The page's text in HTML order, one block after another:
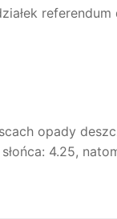
opady
4.25,